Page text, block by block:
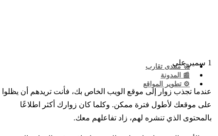
🚀 منتدى تقارب
📰 المدونة
⚙️ تطوير المواقع
1 سمير علي
عندما تجذب زوار إلى موقع الويب الخاص بك، فأنت تريدهم أن يظلوا
على موقعك لأطول فترة ممكن. وكلما كان زوارك أكثر اطلاعًا
بالمحتوى الذي تنشره لهم، زاد تفاعلهم معك.